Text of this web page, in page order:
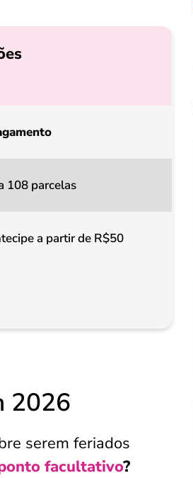
108 parcelas
a partir de R$50
2026
serem feriados
facultativo?